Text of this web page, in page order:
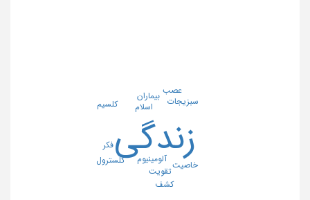
زندگی
آلومینیوم
اسلام
بیماران
تقویت
خاصیت
سبزیجات
عصب
فکر
کشف
کلسترول
کلسیم